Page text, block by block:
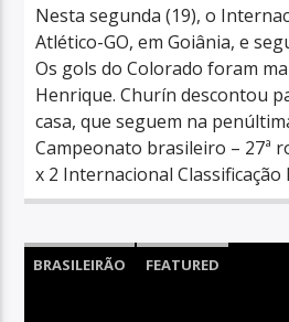
Nesta segunda (19), o
Atlético-GO, em Goiânia, e
Os gols do Colorado foram
Henrique. Churín descontou
casa, que seguem na
Campeonato brasileiro – 27ª
x 2 Internacional
BRASILEIRÃO FEATURED